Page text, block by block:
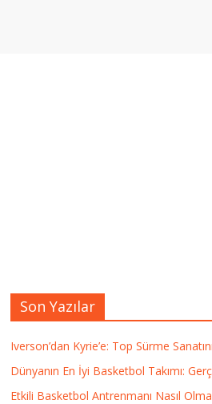
Son Yazılar
Iverson’dan Kyrie’e: Top Sürme
Dünyanın En İyi Basketbol Takımı:
Etkili Basketbol Antrenmanı Nasıl